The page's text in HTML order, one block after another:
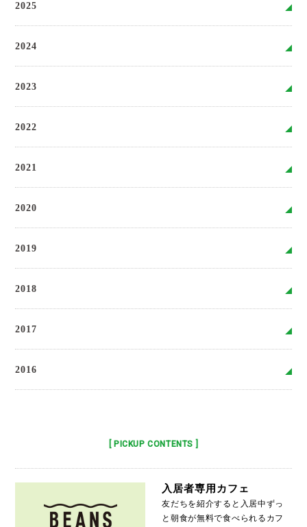
2025
2024
2023
2022
2021
2020
2019
2018
2017
2016
[ PICKUP CONTENTS ]
入居者専用カフェ
友だちを紹介すると入居中ずっ
と朝食が無料で食べられるカフ